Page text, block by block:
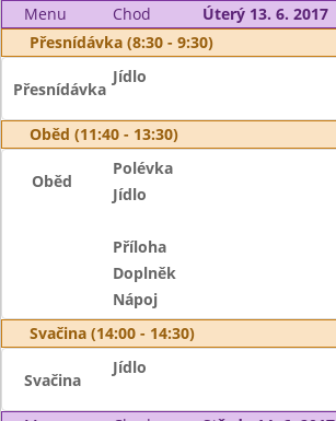
Menu Chod
Úterý 13. 6. 2017
Přesnídávka (8:30 - 9:30)
Přesnídávka
Jídlo
Oběd (11:40 - 13:30)
Oběd
Polévka
Jídlo
Příloha
Doplněk
Nápoj
Svačina (14:00 - 14:30)
Svačina
Jídlo